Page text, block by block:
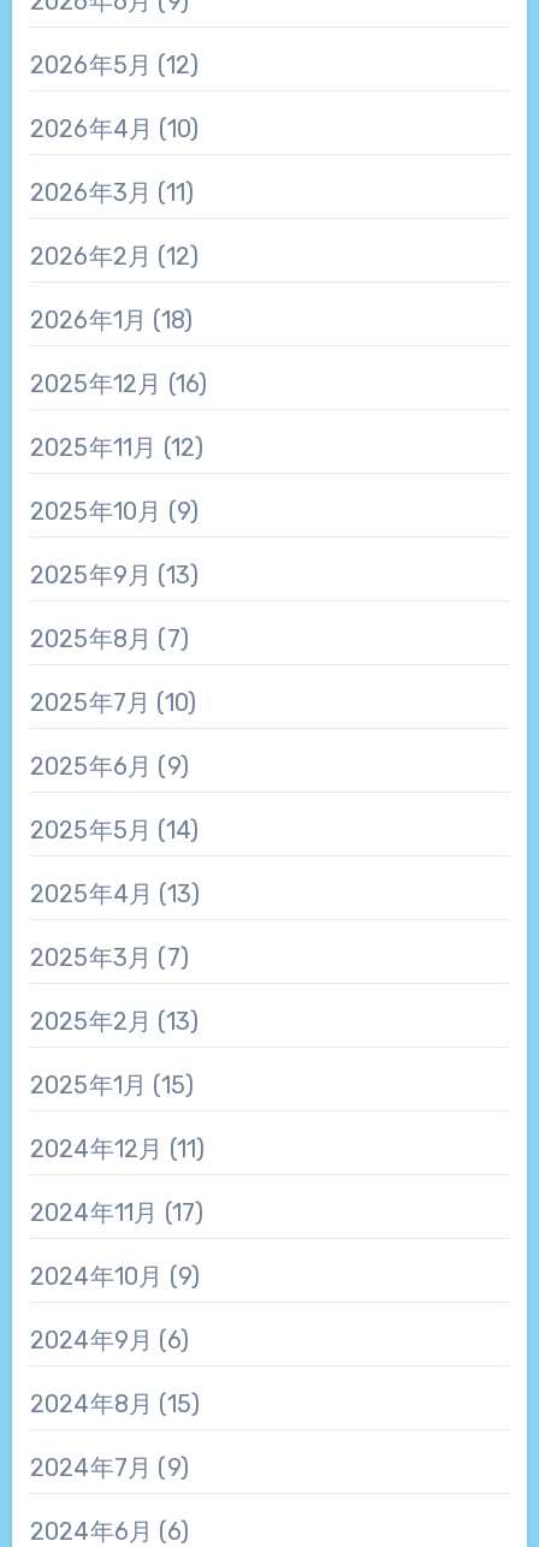
2026年5月 (12)
2026年4月 (10)
2026年3月 (11)
2026年2月 (12)
2026年1月 (18)
2025年12月 (16)
2025年11月 (12)
2025年10月 (9)
2025年9月 (13)
2025年8月 (7)
2025年7月 (10)
2025年6月 (9)
2025年5月 (14)
2025年4月 (13)
2025年3月 (7)
2025年2月 (13)
2025年1月 (15)
2024年12月 (11)
2024年11月 (17)
2024年10月 (9)
2024年9月 (6)
2024年8月 (15)
2024年7月 (9)
2024年6月 (6)